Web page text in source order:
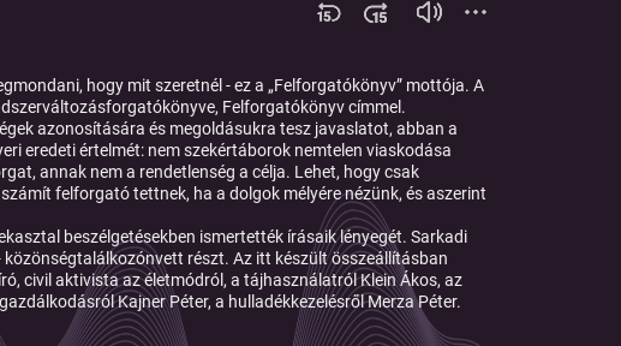
hogy mit szeretnél - ez a „Felforgatókönyv” mottója. A
Felforgatókönyv címmel.
azonosítására és megoldásukra tesz javaslatot, abban a
eredeti értelmét: nem szekértáborok nemtelen viaskodása
annak nem a rendetlenség a célja. Lehet, hogy csak
felforgató tettnek, ha a dolgok mélyére nézünk, és aszerint
beszélgetésekben ismertették írásaik lényegét. Sarkadi
részt. Az itt készült összeállításban
civil aktivista az életmódról, a tájhasználatrólKlein Ákos, az
Kajner Péter, a hulladékkezelésrőlMerza Péter.